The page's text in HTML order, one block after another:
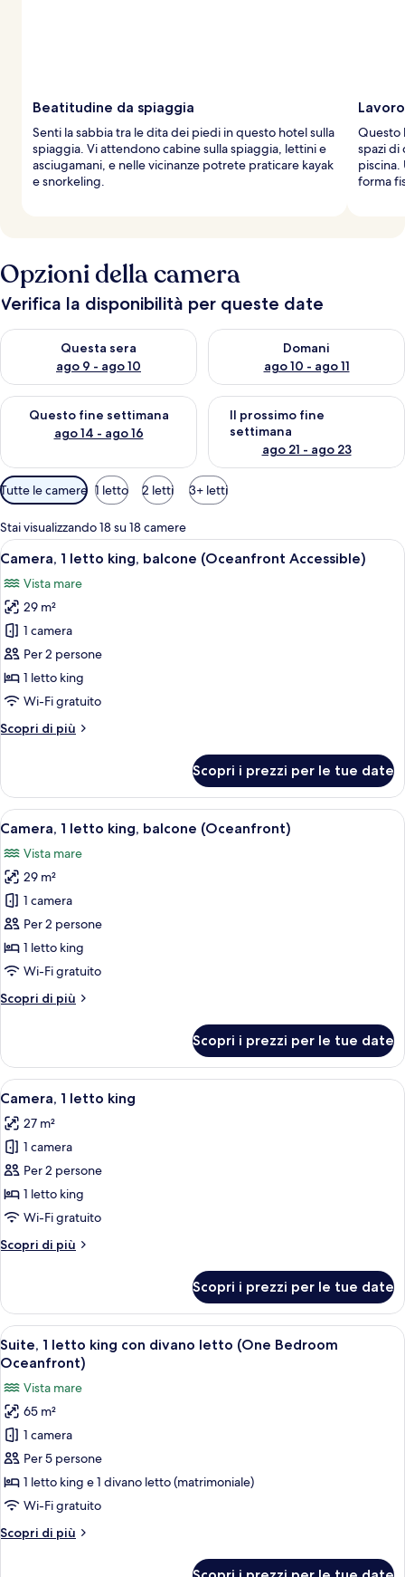
Beatitudine da spiaggia
Senti la sabbia tra le dita dei piedi in questo hotel sulla
spiaggia. Vi attendono cabine sulla spiaggia, lettini e
asciugamani, e nelle vicinanze potrete praticare kayak
e snorkeling.
Questo
spazi di
piscina.
forma
Opzioni della camera
Verifica la disponibilità per queste date
Questa sera
ago 9 - ago 10
Verifica la disponibilità per questa sera, ago 9 - ago 10
Domani
ago 10 - ago 11
Verifica la disponibilità per
Questo fine settimana
ago 14 - ago 16
Verifica la disponibilità per questo fine settimana, ago 14 -
Il prossimo fine
settimana
ago 21 - ago 23
Verifica la disponibilità per il
Filtri
disponibili
per
le
camere
Tutte le camere 1 letto 2 letti 3+ letti
Stai visualizzando 18 su 18 camere
Apri
tutte
le
foto
per
Camera,
1
letto
balcone
Una camera d'albergo con due letti,
7
Camera, 1 letto king, balcone (Oceanfront Accessible)
Vista mare
29 m²
1 camera
Per 2 persone
1 letto king
Wi-Fi gratuito
Scopri di più
Altri
1
letto
king,
(Oceanfront
Accessible)
Scopri i prezzi per le tue date
Apri
tutte
le
foto
per
Camera,
1
letto
balcone
Una camera d'albergo con due letti,
6
Camera, 1 letto king, balcone (Oceanfront)
Vista mare
29 m²
1 camera
Per 2 persone
1 letto king
Wi-Fi gratuito
Scopri di più
Altri
1
letto
king,
(Oceanfront)
Scopri i prezzi per le tue date
Apri
tutte
le
foto
per
Camera,
1
king
Una camera d'albergo con un letto,
4
Camera, 1 letto king
27 m²
1 camera
Per 2 persone
1 letto king
Wi-Fi gratuito
Scopri di più
Altri
1
letto
king
Scopri i prezzi per le tue date
Apri
tutte
foto
per
Suite,
1
letto
king
divano
Camera d'albergo moderna con un
5
Suite, 1 letto king con divano letto (One Bedroom
Oceanfront)
Vista mare
65 m²
1 camera
Per 5 persone
1 letto king e 1 divano letto (matrimoniale)
Wi-Fi gratuito
Scopri di più
Altri